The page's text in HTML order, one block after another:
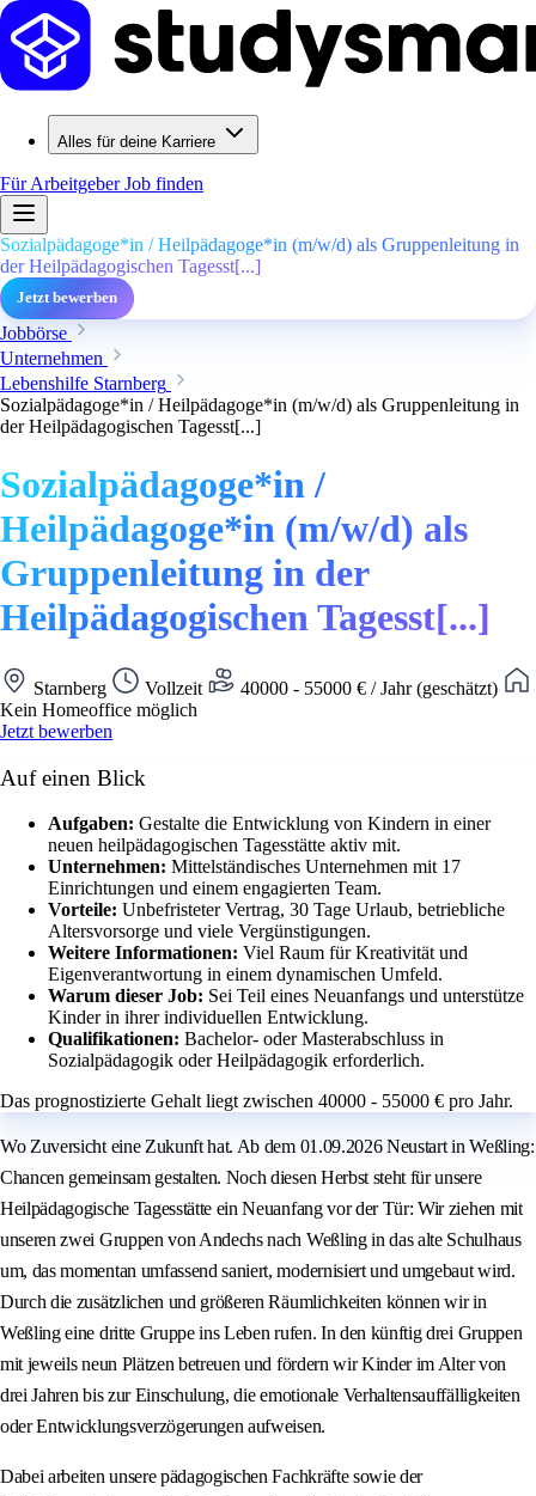
Alles für deine Karriere
Für ArbeitgeberJob finden
Sozialpädagoge*in / Heilpädagoge*in (m/w/d) als Gruppenleitung in
der Heilpädagogischen Tagesst[...]
Jetzt bewerben
Jobbörse
Unternehmen
Lebenshilfe Starnberg
Sozialpädagoge*in / Heilpädagoge*in (m/w/d) als Gruppenleitung in
der Heilpädagogischen Tagesst[...]
Sozialpädagoge*in /
Heilpädagoge*in (m/w/d) als
Gruppenleitung in der
Heilpädagogischen Tagesst[...]
Starnberg Vollzeit
40000 - 55000 € / Jahr (geschätzt)
Kein Homeoffice möglich
Jetzt bewerben
Auf einen Blick
Aufgaben: Gestalte die Entwicklung von Kindern in einer
neuen heilpädagogischen Tagesstätte aktiv mit.
Unternehmen: Mittelständisches Unternehmen mit 17
Einrichtungen und einem engagierten Team.
Vorteile: Unbefristeter Vertrag, 30 Tage Urlaub, betriebliche
Altersvorsorge und viele Vergünstigungen.
Weitere Informationen: Viel Raum für Kreativität und
Eigenverantwortung in einem dynamischen Umfeld.
Warum dieser Job: Sei Teil eines Neuanfangs und unterstütze
Kinder in ihrer individuellen Entwicklung.
Qualifikationen: Bachelor- oder Masterabschluss in
Sozialpädagogik oder Heilpädagogik erforderlich.
Das prognostizierte Gehalt liegt zwischen 40000 - 55000 € pro Jahr.
Wo Zuversicht eine Zukunft hat. Ab dem 01.09.2026 Neustart in Weßling:
Chancen gemeinsam gestalten. Noch diesen Herbst steht für unsere
Heilpädagogische Tagesstätte ein Neuanfang vor der Tür: Wir ziehen mit
unseren zwei Gruppen von Andechs nach Weßling in das alte Schulhaus
um, das momentan umfassend saniert, modernisiert und umgebaut wird.
Durch die zusätzlichen und größeren Räumlichkeiten können wir in
Weßling eine dritte Gruppe ins Leben rufen. In den künftig drei Gruppen
mit jeweils neun Plätzen betreuen und fördern wir Kinder im Alter von
drei Jahren bis zur Einschulung, die emotionale Verhaltensauffälligkeiten
oder Entwicklungsverzögerungen aufweisen.
Dabei arbeiten unsere pädagogischen Fachkräfte sowie der